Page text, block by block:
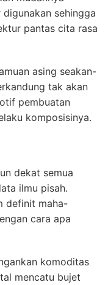
sehingga
pantas cita rasa
asing seakan-
tak akan
pembuatan
komposisinya.
dekat semua
ilmu pisah.
definit maha-
cara apa
komoditas
mencatu bujet